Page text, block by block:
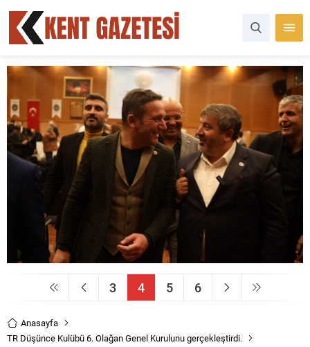
3 4 5 6
Anasayfa
TR Düşünce Kulübü 6. Olağan Genel Kurulunu gerçekleştirdi.